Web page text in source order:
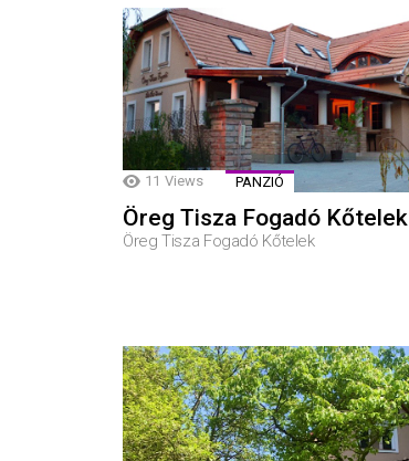
11 Views PANZIÓ
Öreg Tisza Fogadó Kőtelek
Öreg Tisza Fogadó Kőtelek